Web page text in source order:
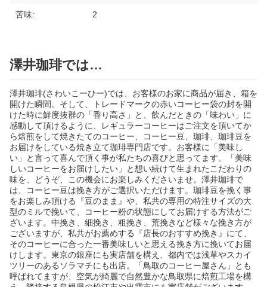
苦味: 2
澤井珈琲では…
澤井珈琲(さわいこーひー)では、お客様のお家に商品が届き、箱を
開けた瞬間。そして、トレードマークの赤いコーヒー袋の封を開
けた時に鮮度抜群の「香り高さ」と、飲んだときの「味わい」に
感動して頂けるように、レギュラーコーヒーはご注文を頂いてか
ら焙煎をして焼きたてのコーヒー、コーヒー豆、珈琲、珈琲豆を
お届けをしている焼き立て珈琲専門店です。お客様に「美味し
い」と言って喜んで頂く事が私たちの喜びと思ってます。「美味
しいコーヒーをお届けしたい」と想い続けて生まれたこだわりの
味を、どうぞ、この機会にお楽しみくださいませ。澤井珈琲で
は、コーヒー豆は挽き方がご選択いただけます。珈琲豆を挽く事
をお楽しみ頂ける『豆のまま』や、私共の専用の特注サイズの大
型のミルで挽いて、コーヒー粉の状態にしてお届けする方法がご
ざいます。中挽き、細挽き、粗挽き、荒挽きなど様々な挽き方が
ございますが、私共がお薦めする『店長のおすすめ挽き』にて、
そのコーヒーに合った一番美味しいと思える挽き方に挽いてお届
けします。東京の銀座にも実店舗を構え、都内では浅草やスカイ
ツリーのあるソラマチにも出店。「鳥取のコーヒー屋さん」とも
呼ばれてますが、空気が綺麗で自然豊かな鳥取県に焙煎工場を構